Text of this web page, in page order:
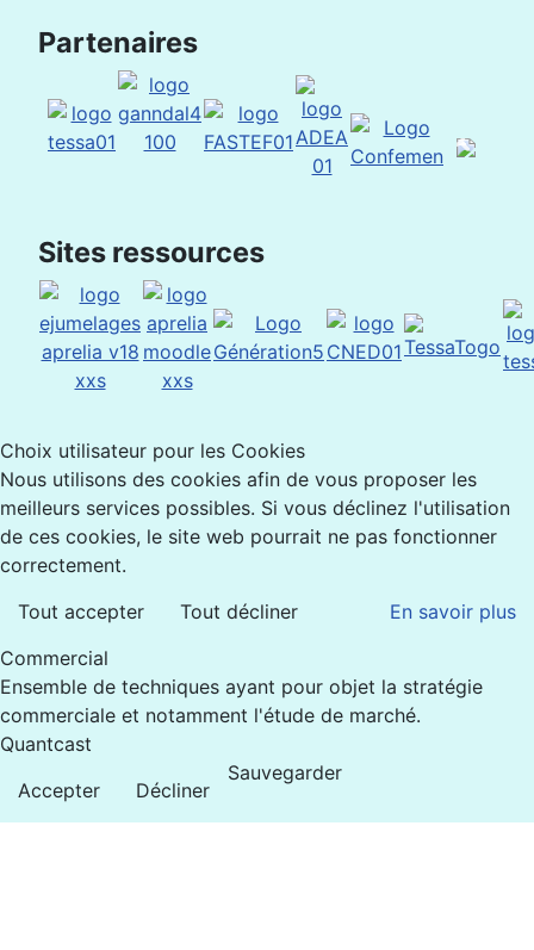
Partenaires
Sites ressources
Choix utilisateur pour les Cookies
Nous utilisons des cookies afin de vous proposer les
meilleurs services possibles. Si vous déclinez l'utilisation
de ces cookies, le site web pourrait ne pas fonctionner
correctement.
Tout accepter
Tout décliner
En savoir plus
Commercial
Ensemble de techniques ayant pour objet la stratégie
commerciale et notamment l'étude de marché.
Quantcast
Accepter
Décliner
Sauvegarder